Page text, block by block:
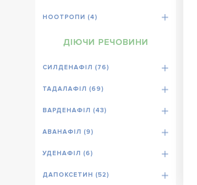
НООТРОПИ (4)
ДІЮЧИ РЕЧОВИНИ
СИЛДЕНАФІЛ (76)
ТАДАЛАФІЛ (69)
ВАРДЕНАФІЛ (43)
АВАНАФІЛ (9)
УДЕНАФІЛ (6)
ДАПОКСЕТИН (52)